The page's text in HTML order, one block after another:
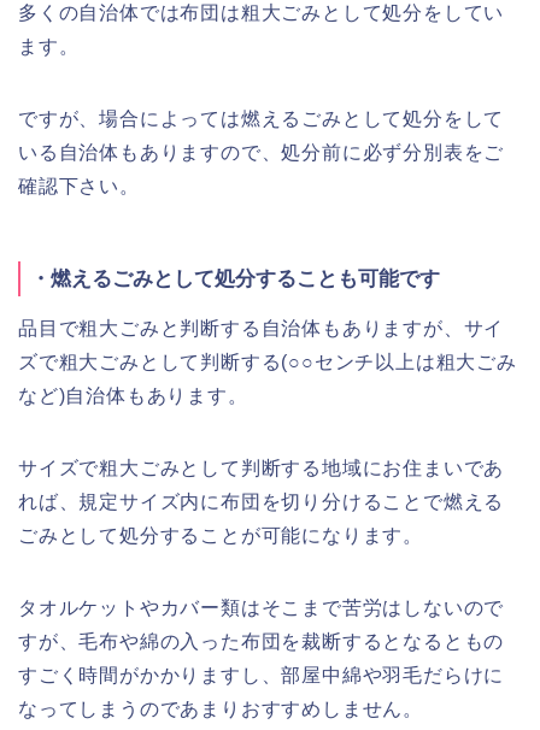
多くの自治体では布団は粗大ごみとして処分をしてい
ます。
ですが、場合によっては燃えるごみとして処分をして
いる自治体もありますので、処分前に必ず分別表をご
確認下さい。
・燃えるごみとして処分することも可能です
品目で粗大ごみと判断する自治体もありますが、サイ
ズで粗大ごみとして判断する(○○センチ以上は粗大ごみ
など)自治体もあります。
サイズで粗大ごみとして判断する地域にお住まいであ
れば、規定サイズ内に布団を切り分けることで燃える
ごみとして処分することが可能になります。
タオルケットやカバー類はそこまで苦労はしないので
すが、毛布や綿の入った布団を裁断するとなるともの
すごく時間がかかりますし、部屋中綿や羽毛だらけに
なってしまうのであまりおすすめしません。